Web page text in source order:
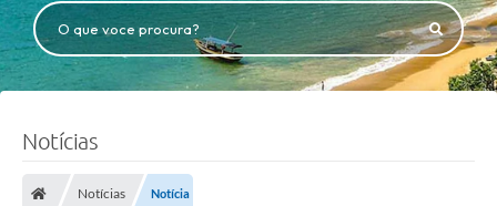
O que voce procura?
Notícias
Notícias Notícia